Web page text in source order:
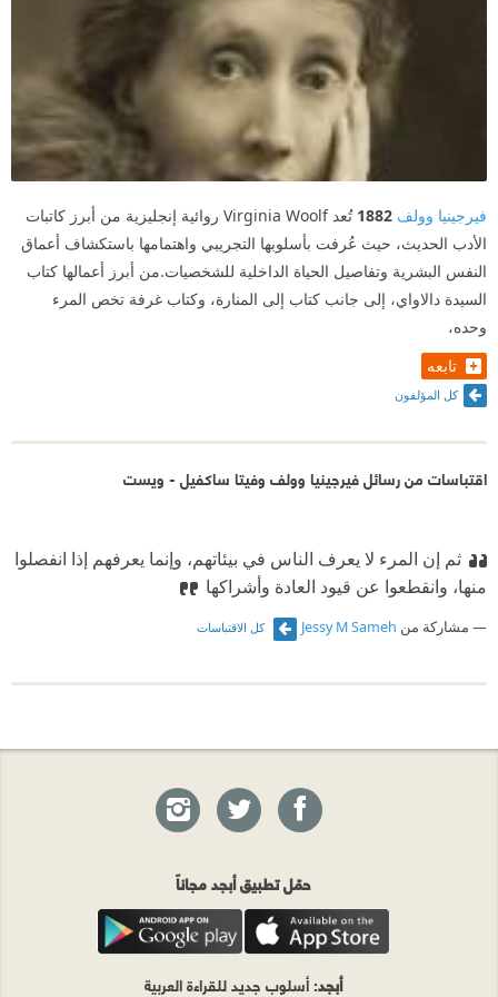
فيرجينيا وولف 1882
تُعد Virginia Woolf روائية إنجليزية من أبرز كاتبات
الأدب الحديث، حيث عُرفت بأسلوبها التجريبي واهتمامها باستكشاف أعماق
النفس البشرية وتفاصيل الحياة الداخلية للشخصيات.من أبرز أعمالها كتاب
السيدة دالاواي، إلى جانب كتاب إلى المنارة، وكتاب غرفة تخص المرء
وحده،
تابعه
كل المؤلفون
اقتباسات من رسائل فيرجينيا وولف وفيتا ساكفيل - ويست
ثم إن المرء لا يعرف الناس في بيئاتهم، وإنما يعرفهم إذا انفصلوا
منها، وانقطعوا عن قيود العادة وأشراكها
مشاركة من Jessy M Sameh كل الاقتباسات
حمّل تطبيق أبجد مجاناً
أبجد: أسلوب جديد للقراءة العربية